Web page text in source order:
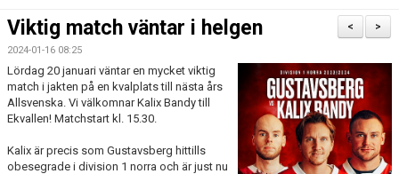
MATCHER
TRUPPEN
BILDGALLERI
KONTAKT
>
<
Viktig match väntar i helgen
2024-01-16 08:25
Lördag 20 januari väntar en mycket viktig
match i jakten på en kvalplats till nästa års
Allsvenska. Vi välkomnar Kalix Bandy till
Ekvallen! Matchstart kl. 15.30.
Kalix är precis som Gustavsberg hittills
obesegrade i division 1 norra och är just nu